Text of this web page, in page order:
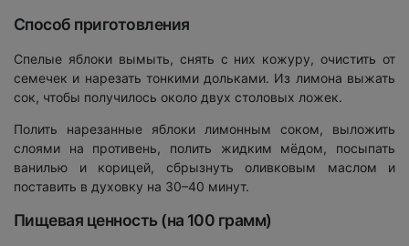
Способ приготовления
Спелые яблоки вымыть, снять с них кожуру, очистить от
семечек и нарезать тонкими дольками. Из лимона выжать
сок, чтобы получилось около двух столовых ложек.
Полить нарезанные яблоки лимонным соком, выложить
слоями на противень, полить жидким мёдом, посыпать
ванилью и корицей, сбрызнуть оливковым маслом и
поставить в духовку на 30–40 минут.
Пищевая ценность (на 100 грамм)